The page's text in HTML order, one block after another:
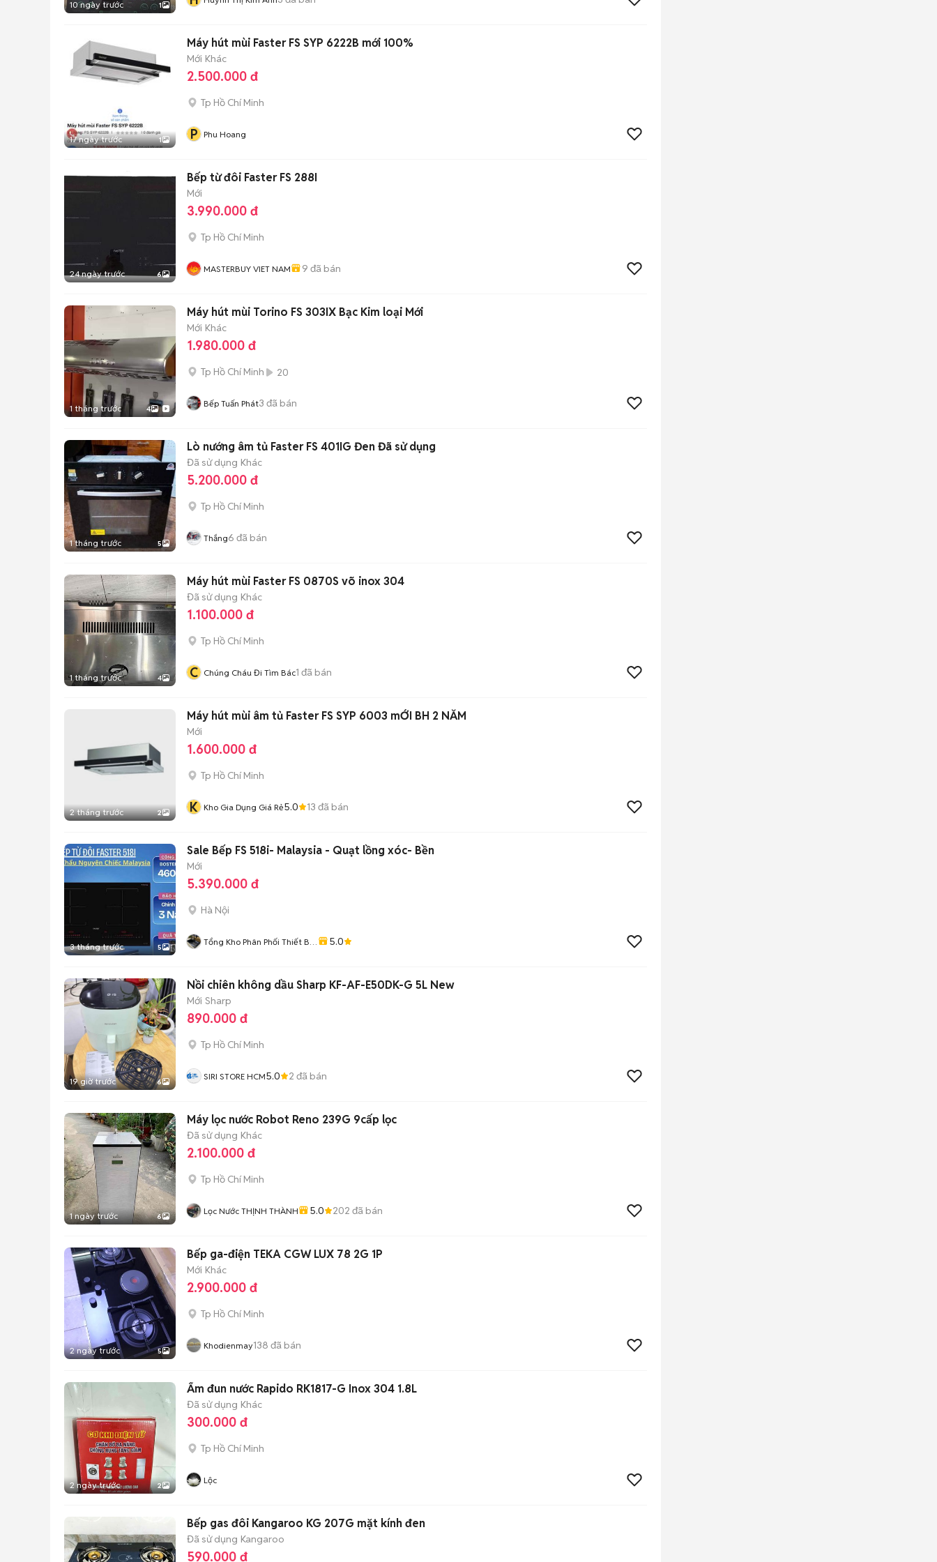
10 ngày trước 1
17 ngày trước 1
Máy hút mùi Faster FS SYP 6222B mới 100%
Mới Khác
2.500.000 đ
Tp Hồ Chí Minh
P Phu Hoang
24 ngày trước 6
Bếp từ đôi Faster FS 288I
Mới
3.990.000 đ
Tp Hồ Chí Minh
MASTERBUY VIET NAM 9 đã bán
1 tháng trước 4
Máy hút mùi Torino FS 303IX Bạc Kim loại Mới
Mới Khác
1.980.000 đ
Tp Hồ Chí Minh 20
Bếp Tuấn Phát3 đã bán
1 tháng trước 5
Lò nướng âm tủ Faster FS 401IG Đen Đã sử dụng
Đã sử dụng Khác
5.200.000 đ
Tp Hồ Chí Minh
Thắng6 đã bán
1 tháng trước 4
Máy hút mùi Faster FS 0870S võ inox 304
Đã sử dụng Khác
1.100.000 đ
Tp Hồ Chí Minh
C Chúng Cháu Đi Tìm Bác1 đã bán
2 tháng trước 2
Máy hút mùi âm tủ Faster FS SYP 6003 mỚI BH 2 NĂM
Mới
1.600.000 đ
Tp Hồ Chí Minh
K Kho Gia Dụng Giá Rẻ5.0 13 đã bán
3 tháng trước 5
Sale Bếp FS 518i- Malaysia - Quạt lồng xóc- Bền
Mới
5.390.000 đ
Hà Nội
Tổng Kho Phân Phối Thiết Bị
5.0
19 giờ trước 6
Nồi chiên không dầu Sharp KF-AF-E50DK-G 5L New
Mới Sharp
890.000 đ
Tp Hồ Chí Minh
SIRI STORE HCM5.0 2 đã bán
1 ngày trước 6
Máy lọc nước Robot Reno 239G 9cấp lọc
Đã sử dụng Khác
2.100.000 đ
Tp Hồ Chí Minh
Lọc Nước THỊNH THÀNH 5.0 202 đã bán
2 ngày trước 5
Bếp ga-điện TEKA CGW LUX 78 2G 1P
Mới Khác
2.900.000 đ
Tp Hồ Chí Minh
Khodienmay138 đã bán
2 ngày trước 2
Ấm đun nước Rapido RK1817-G Inox 304 1.8L
Đã sử dụng Khác
300.000 đ
Tp Hồ Chí Minh
Lộc
Bếp gas đôi Kangaroo KG 207G mặt kính đen
Đã sử dụng Kangaroo
590.000 đ